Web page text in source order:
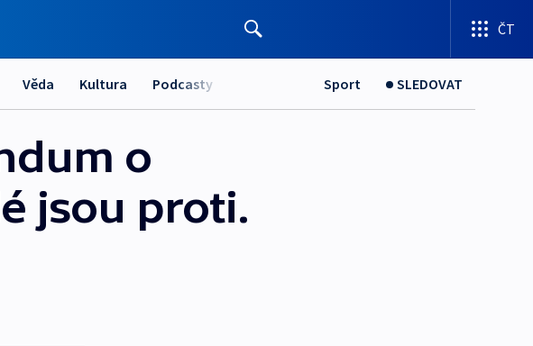
ČT
Věda Kultura Podcasty Sport SLEDOVAT
o
jsou proti.